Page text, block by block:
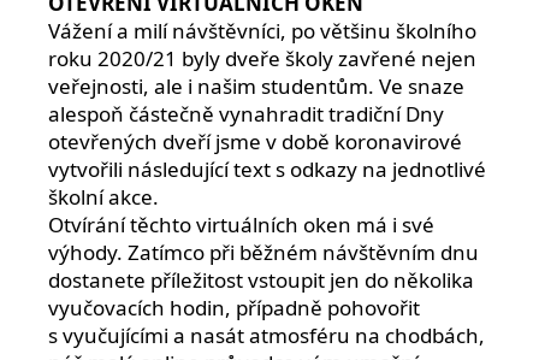
Vážení a milí návštěvníci, po většinu školního
roku 2020/21 byly dveře školy zavřené nejen
veřejnosti, ale i našim studentům. Ve snaze
alespoň částečně vynahradit tradiční Dny
otevřených dveří jsme v době koronavirové
vytvořili následující text s odkazy na jednotlivé
školní akce.
Otvírání těchto virtuálních oken má i své
výhody. Zatímco při běžném návštěvním dnu
dostanete příležitost vstoupit jen do několika
vyučovacích hodin, případně pohovořit
s vyučujícími a nasát atmosféru na chodbách,